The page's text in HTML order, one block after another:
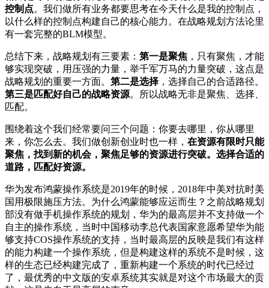
控制点。我们做所有业务都要思考在今天什么是我的控制点，
以什么样的控制点构建自己的核心能力。在战略规划方法论里
有一套完整的BLM模型。
总结下来，战略规划有三要素： 第一是聚焦 ，只有聚焦，才能
够实现突破，用压强的力量，举千军万马的力量突破，这点是
战略规划的重要一方面。 第二是选择 ，选择自己的合适路径。
第三是匹配好自己的战略资源。所以战略无非是聚焦、选择、
匹配。
围绕着这个我们经常要问三个问题：你要去哪里，你从哪里
来，你怎么去。我们做创新创业时也一样， 在资源有限时只能
聚焦，找到新的机会，聚焦足够的资源进行突破。选择合适的
道路，匹配好资源。
华为发布鸿蒙操作系统是2019年的时候，2018年中美对抗时美
国用极限施压方法。为什么鸿蒙能够应运而生？之前战略规划
部没有做手机操作系统的规划，华为的最高层并不支持做一个
自主的操作系统，当时中国移动李总代表国家意愿希望华为能
够支持COS操作系统的支持，当时最高层的反映是我们有这样
的能力构建一个操作系统，但是构建这样的系统不是时候，这
样的生态已经构建完成了，重新构建一个系统的时代已经过
了，最优秀的中文版的安卓系统其实就是对这个市场最大的贡